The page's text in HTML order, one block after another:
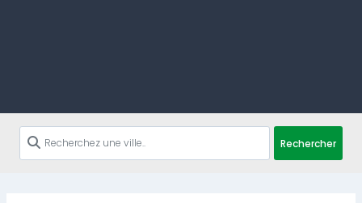
Rechercher